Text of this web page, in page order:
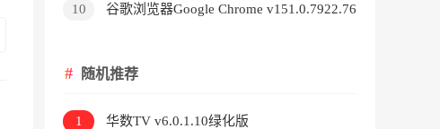
10
谷歌浏览器Google Chrome v151.0.7922.76
随机推荐
1 华数TV v6.0.1.10绿化版